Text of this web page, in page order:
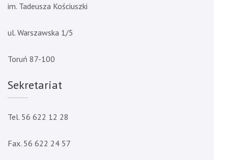
im. Tadeusza Kościuszki
ul. Warszawska 1/5
Toruń 87-100
Sekretariat
Tel. 56 622 12 28
Fax. 56 622 24 57